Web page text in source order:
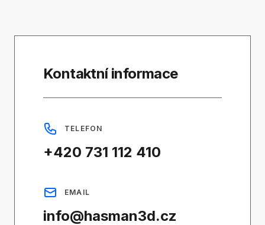
Kontaktní informace
TELEFON
+420 731 112 410
EMAIL
info@hasman3d.cz